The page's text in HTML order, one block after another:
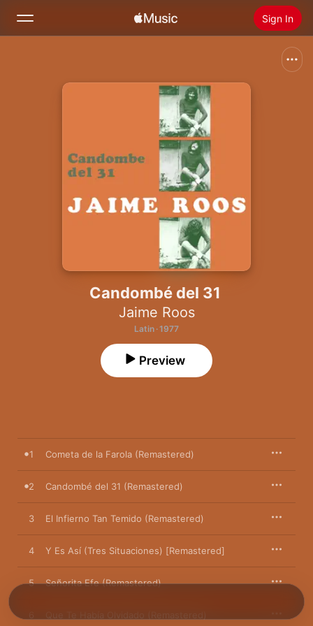
Sign In
Install Apple Music
Candombé del 31
Jaime Roos
Latin · 1977
Preview
1 Cometa de la Farola (Remastered)
2 Candombé del 31 (Remastered)
3 El Infierno Tan Temido (Remastered)
4 Y Es Así (Tres Situaciones) [Remastered]
5 Señorita Efe (Remastered)
Que Te Había Olvidado (Remastered)